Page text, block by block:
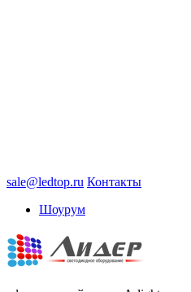
sale@ledtop.ru Контакты
Шоурум